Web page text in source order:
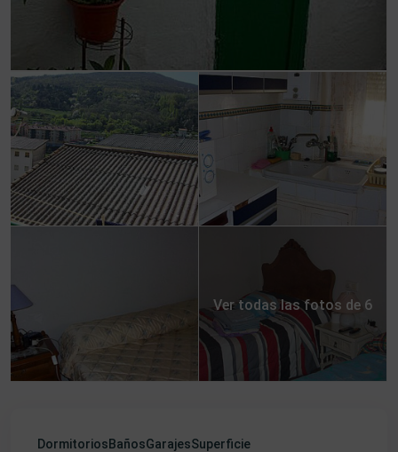
Ver todas las fotos de 6
DormitoriosBañosGarajesSuperficie